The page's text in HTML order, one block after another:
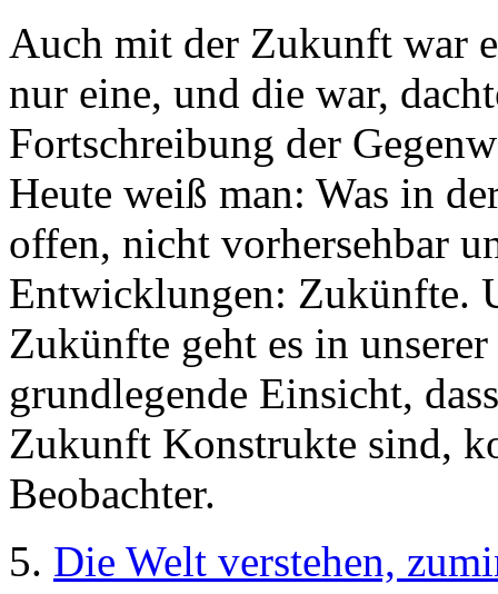
Auch mit der Zukunft war
nur eine, und die war,
Fortschreibung der
Heute weiß man: Was in
offen, nicht vorhersehbar
Entwicklungen: Zukünfte.
Zukünfte geht es in
grundlegende Einsicht,
Zukunft Konstrukte sind,
Beobachter.
5. Die Welt verstehen,